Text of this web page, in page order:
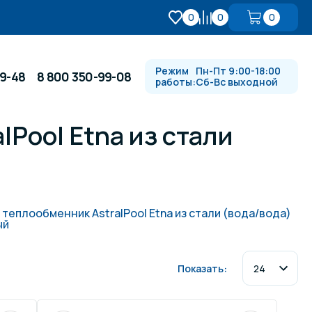
0 0 0
электрооборудование
48 8 800 350-99-08
Режим
работы:
Пн-Пт 9:00-18:00
Сб-Вс выходной
Etna из стали
AstralPool Etna из стали (вода/вода)
Показать: